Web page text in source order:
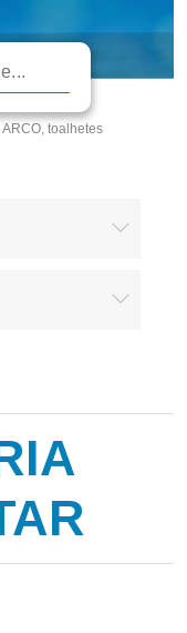
toalhetes